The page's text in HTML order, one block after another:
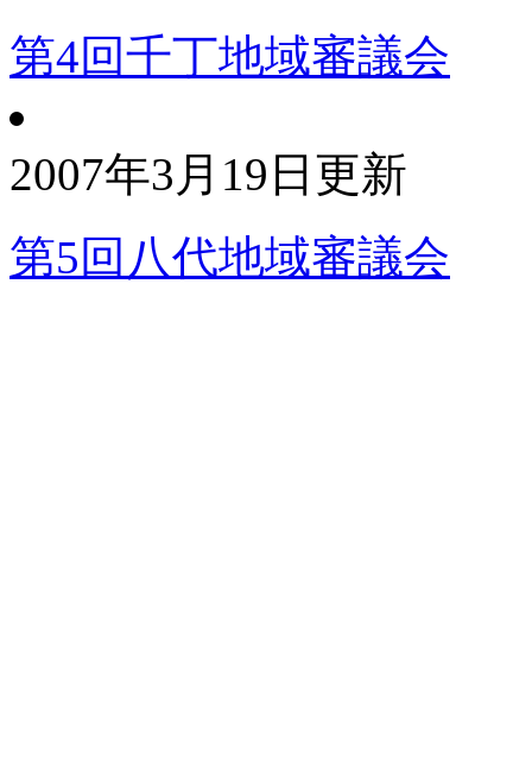
第4回千丁地域審議会
2007年3月19日更新
第5回八代地域審議会